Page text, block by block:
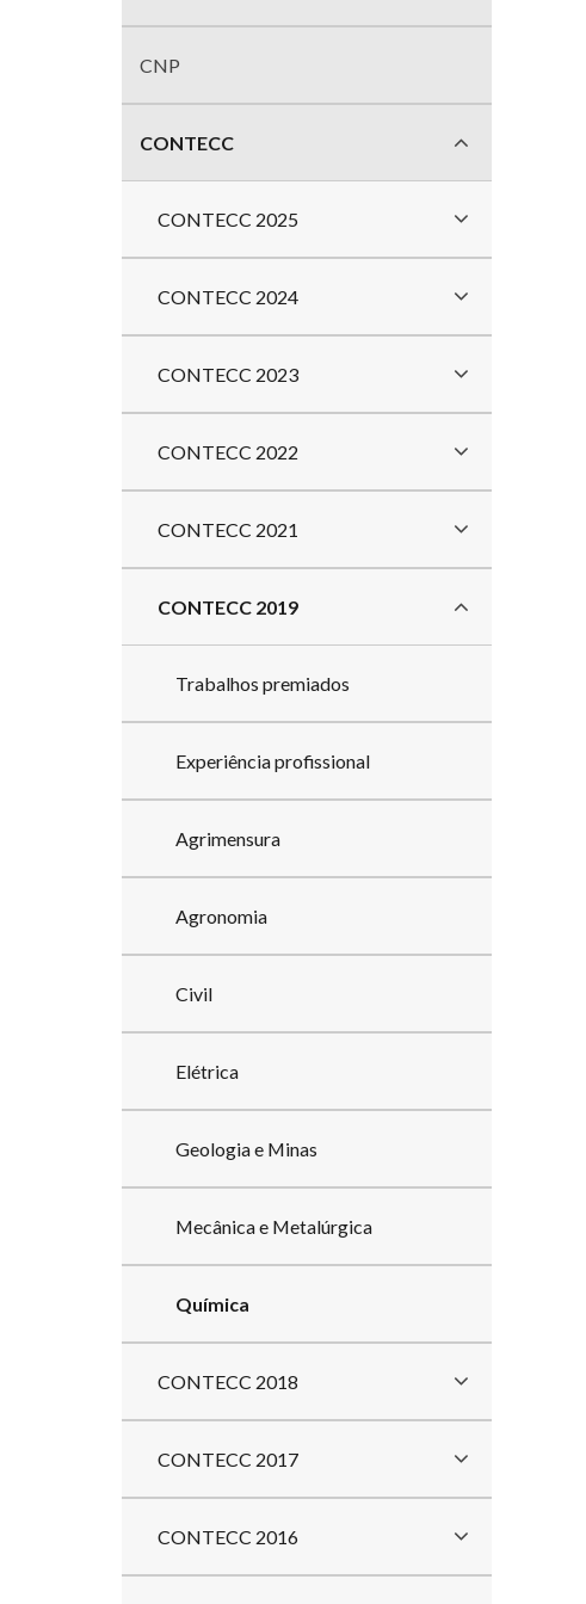
CNP
CONTECC
CONTECC 2025
CONTECC 2024
CONTECC 2023
CONTECC 2022
CONTECC 2021
CONTECC 2019
Trabalhos premiados
Experiência profissional
Agrimensura
Agronomia
Civil
Elétrica
Geologia e Minas
Mecânica e Metalúrgica
Química
CONTECC 2018
CONTECC 2017
CONTECC 2016